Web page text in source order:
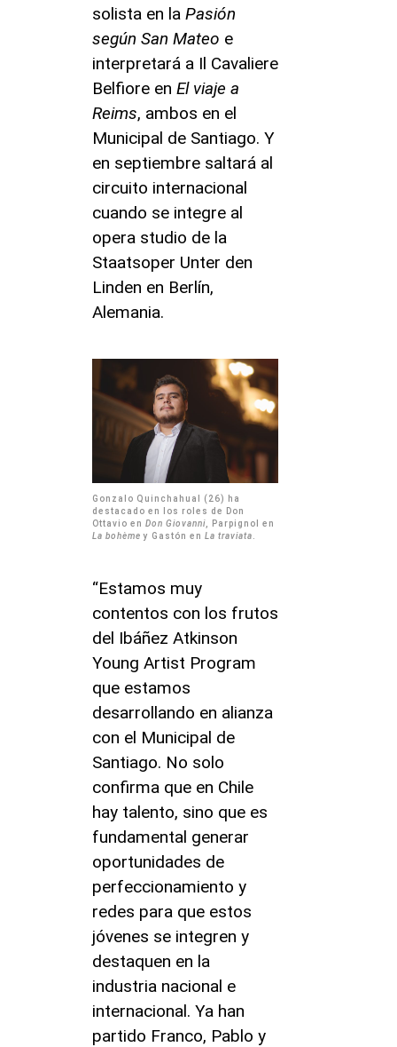
solista en la Pasión
según San Mateo e
interpretará a Il Cavaliere
Belfiore en El viaje a
Reims, ambos en el
Municipal de Santiago. Y
en septiembre saltará al
circuito internacional
cuando se integre al
opera studio de la
Staatsoper Unter den
Linden en Berlín,
Alemania.
Gonzalo Quinchahual (26) ha
destacado en los roles de Don
Ottavio en Don Giovanni , Parpignol en
La bohème y Gastón en La traviata
“Estamos muy
contentos con los frutos
del Ibáñez Atkinson
Young Artist Program
que estamos
desarrollando en alianza
con el Municipal de
Santiago. No solo
confirma que en Chile
hay talento, sino que es
fundamental generar
oportunidades de
perfeccionamiento y
redes para que estos
jóvenes se integren y
destaquen en la
industria nacional e
internacional. Ya han
partido Franco, Pablo y